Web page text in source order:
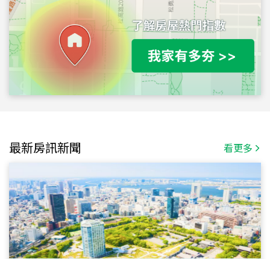
最新房訊新聞 看更多